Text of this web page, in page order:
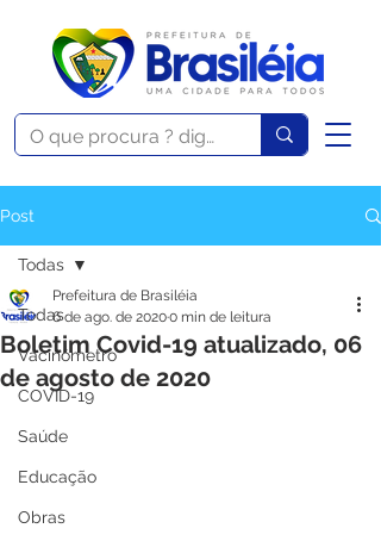
Post
Todas
Vacinômetro
COVID-19
Saúde
Educação
Obras
Todas
Boletim Covid-19 atualizado, 06
de agosto de 2020
Prefeitura de Brasiléia
6 de ago. de 20200 min de leitura